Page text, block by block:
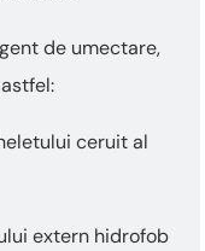
de umectare,
ceruit al
extern hidrofob